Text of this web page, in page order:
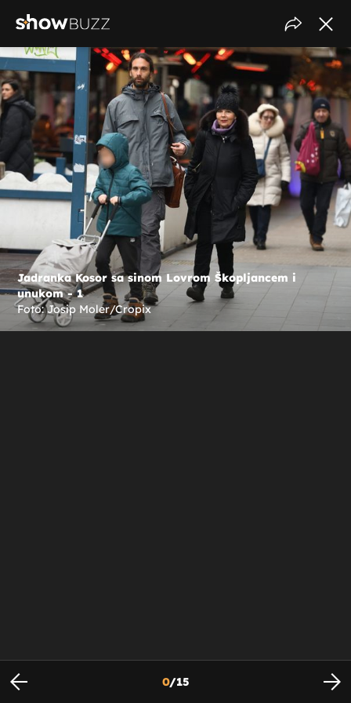
Jadranka Kosor sa sinom Lovrom Škopljancem i
unukom - 1
Foto: Josip Moler/Cropix
0/15